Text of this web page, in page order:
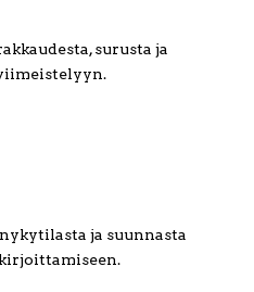
surusta ja
ja suunnasta